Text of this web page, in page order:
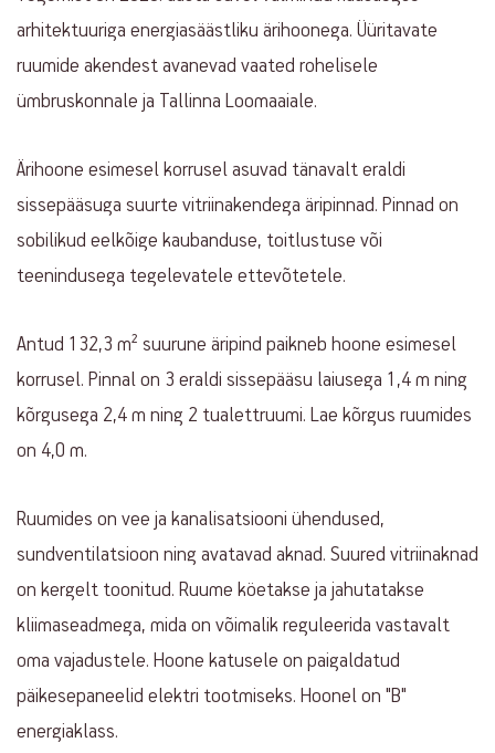
arhitektuuriga energiasäästliku ärihoonega. Üüritavate
ruumide akendest avanevad vaated rohelisele
ümbruskonnale ja Tallinna Loomaaiale.
Ärihoone esimesel korrusel asuvad tänavalt eraldi
sissepääsuga suurte vitriinakendega äripinnad. Pinnad on
sobilikud eelkõige kaubanduse, toitlustuse või
teenindusega tegelevatele ettevõtetele.
Antud 132,3 m² suurune äripind paikneb hoone esimesel
korrusel. Pinnal on 3 eraldi sissepääsu laiusega 1,4 m ning
kõrgusega 2,4 m ning 2 tualettruumi. Lae kõrgus ruumides
on 4,0 m.
Ruumides on vee ja kanalisatsiooni ühendused,
sundventilatsioon ning avatavad aknad. Suured vitriinaknad
on kergelt toonitud. Ruume köetakse ja jahutatakse
kliimaseadmega, mida on võimalik reguleerida vastavalt
oma vajadustele. Hoone katusele on paigaldatud
päikesepaneelid elektri tootmiseks. Hoonel on "B"
energiaklass.